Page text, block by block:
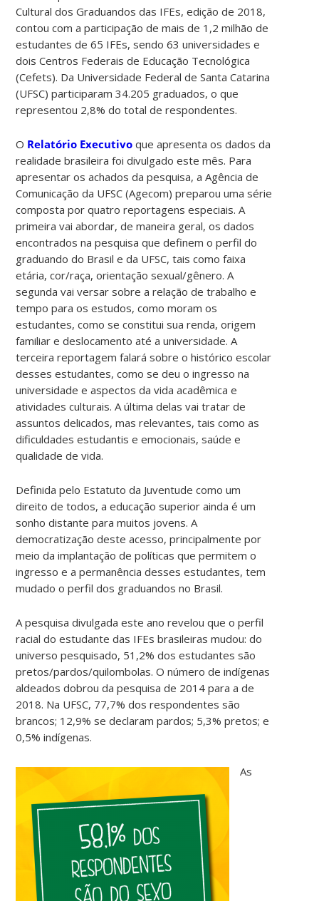
Cultural dos Graduandos das IFEs, edição de 2018,
contou com a participação de mais de 1,2 milhão de
estudantes de 65 IFEs, sendo 63 universidades e
dois Centros Federais de Educação Tecnológica
(Cefets). Da Universidade Federal de Santa Catarina
(UFSC) participaram 34.205 graduados, o que
representou 2,8% do total de respondentes.
O Relatório Executivo que apresenta os dados da
realidade brasileira foi divulgado este mês. Para
apresentar os achados da pesquisa, a Agência de
Comunicação da UFSC (Agecom) preparou uma série
composta por quatro reportagens especiais. A
primeira vai abordar, de maneira geral, os dados
encontrados na pesquisa que definem o perfil do
graduando do Brasil e da UFSC, tais como faixa
etária, cor/raça, orientação sexual/gênero. A
segunda vai versar sobre a relação de trabalho e
tempo para os estudos, como moram os
estudantes, como se constitui sua renda, origem
familiar e deslocamento até a universidade. A
terceira reportagem falará sobre o histórico escolar
desses estudantes, como se deu o ingresso na
universidade e aspectos da vida acadêmica e
atividades culturais. A última delas vai tratar de
assuntos delicados, mas relevantes, tais como as
dificuldades estudantis e emocionais, saúde e
qualidade de vida.
Definida pelo Estatuto da Juventude como um
direito de todos, a educação superior ainda é um
sonho distante para muitos jovens. A
democratização deste acesso, principalmente por
meio da implantação de políticas que permitem o
ingresso e a permanência desses estudantes, tem
mudado o perfil dos graduandos no Brasil.
A pesquisa divulgada este ano revelou que o perfil
racial do estudante das IFEs brasileiras mudou: do
universo pesquisado, 51,2% dos estudantes são
pretos/pardos/quilombolas. O número de indígenas
aldeados dobrou da pesquisa de 2014 para a de
2018. Na UFSC, 77,7% dos respondentes são
brancos; 12,9% se declaram pardos; 5,3% pretos; e
0,5% indígenas.
As